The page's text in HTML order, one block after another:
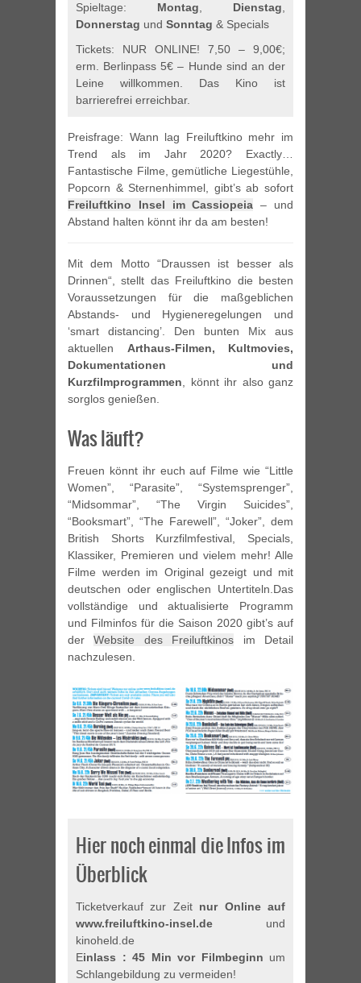
Spieltage: Montag, Dienstag,
Donnerstag und Sonntag & Specials
Tickets: NUR ONLINE! 7,50 – 9,00€;
erm. Berlinpass 5€ – Hunde sind an der
Leine willkommen. Das Kino ist
barrierefrei erreichbar.
Preisfrage: Wann lag Freiluftkino mehr im
Trend als im Jahr 2020? Exactly…
Fantastische Filme, gemütliche Liegestühle,
Popcorn & Sternenhimmel, gibt’s ab sofort
Freiluftkino Insel im Cassiopeia – und
Abstand halten könnt ihr da am besten!
Mit dem Motto “Draussen ist besser als
Drinnen“, stellt das Freiluftkino die besten
Voraussetzungen für die maßgeblichen
Abstands- und Hygieneregelungen und
‘smart distancing’. Den bunten Mix aus
aktuellen Arthaus-Filmen, Kultmovies,
Dokumentationen und
Kurzfilmprogrammen, könnt ihr also ganz
sorglos genießen.
Was läuft?
Freuen könnt ihr euch auf Filme wie “Little
Women”, “Parasite”, “Systemsprenger”,
“Midsommar”, “The Virgin Suicides”,
“Booksmart”, “The Farewell”, “Joker”, dem
British Shorts Kurzfilmfestival, Specials,
Klassiker, Premieren und vielem mehr! Alle
Filme werden im Original gezeigt und mit
deutschen oder englischen Untertiteln.Das
vollständige und aktualisierte Programm
und Filminfos für die Saison 2020 gibt’s auf
derWebsite des Freiluftkinos im Detail
nachzulesen.
Hier noch einmal die Infos im
Überblick
Ticketverkauf zur Zeit nur Online auf
www.freiluftkino-insel.de und
kinoheld.de
Einlass : 45 Min vor Filmbeginn um
Schlangebildung zu vermeiden!